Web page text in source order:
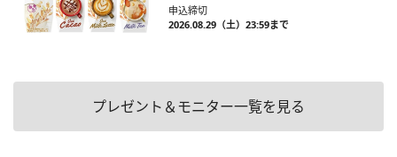
申込締切
2026.08.29（土）23:59まで
プレゼント＆モニター一覧を見る